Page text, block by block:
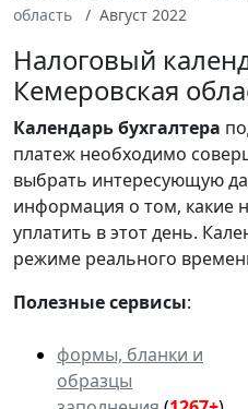
область
Август 2022
Налоговый
Кемеровская
Календарьбухгалтера
платеж необходимо
выбрать интересующую
информация о том, какие
уплатить в этот день.
режиме реального
Полезные сервисы:
формы, бланки и
образцы